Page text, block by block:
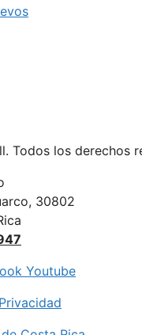
Todos los derechos
30802
Youtube